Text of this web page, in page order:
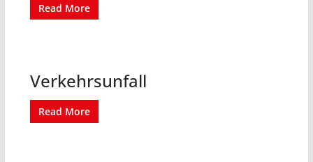
Read More
Verkehrsunfall
Read More